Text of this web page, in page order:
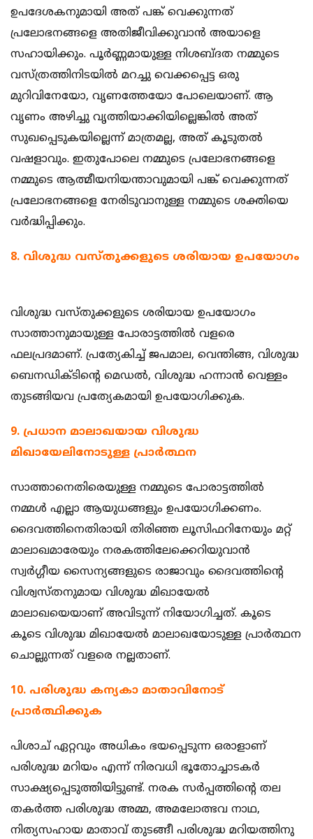
ഉപദേശകനുമായി അത് പങ്ക് വെക്കുന്നത്
പ്രലോഭനങ്ങളെ അതിജീവിക്കുവാന്‍ അയാളെ
സഹായിക്കും. പൂര്‍ണ്ണമായുള്ള നിശബ്ദത നമ്മുടെ
വസ്ത്രത്തിനിടയില്‍ മറച്ചു വെക്കപ്പെട്ട ഒരു
മുറിവിനേയോ, വൃണത്തേയോ പോലെയാണ്. ആ
വൃണം അഴിച്ചു വൃത്തിയാക്കിയില്ലെങ്കില്‍ അത്
സുഖപ്പെടുകയില്ലെന്ന് മാത്രമല്ല, അത് കൂടുതല്‍
വഷളാവും. ഇതുപോലെ നമ്മുടെ പ്രലോഭനങ്ങളെ
നമ്മുടെ ആത്മീയനിയന്താവുമായി പങ്ക് വെക്കുന്നത്
പ്രലോഭനങ്ങളെ നേരിടുവാനുള്ള നമ്മുടെ ശക്തിയെ
വര്‍ദ്ധിപ്പിക്കും.
8. വിശുദ്ധ വസ്തുക്കളുടെ ശരിയായ ഉപയോഗം
വിശുദ്ധ വസ്തുക്കളുടെ ശരിയായ ഉപയോഗം
സാത്താനുമായുള്ള പോരാട്ടത്തില്‍ വളരെ
ഫലപ്രദമാണ്. പ്രത്യേകിച്ച് ജപമാല, വെന്തിങ്ങ, വിശുദ്ധ
ബെനഡിക്ടിന്റെ മെഡല്‍, വിശുദ്ധ ഹന്നാന്‍ വെള്ളം
തുടങ്ങിയവ പ്രത്യേകമായി ഉപയോഗിക്കുക.
9. പ്രധാന മാലാഖയായ വിശുദ്ധ
മിഖായേലിനോടുള്ള പ്രാര്‍ത്ഥന
സാത്താനെതിരെയുള്ള നമ്മുടെ പോരാട്ടത്തില്‍
നമ്മള്‍ എല്ലാ ആയുധങ്ങളും ഉപയോഗിക്കണം.
ദൈവത്തിനെതിരായി തിരിഞ്ഞ ലൂസിഫറിനേയും മറ്റ്
മാലാഖമാരേയും നരകത്തിലേക്കെറിയുവാന്‍
സ്വര്‍ഗ്ഗീയ സൈന്യങ്ങളുടെ രാജാവും ദൈവത്തിന്റെ
വിശ്വസ്തനുമായ വിശുദ്ധ മിഖായേല്‍
മാലാഖയെയാണ് അവിടുന്ന് നിയോഗിച്ചത്. കൂടെ
കൂടെ വിശുദ്ധ മിഖായേല്‍ മാലാഖയോടുള്ള പ്രാര്‍ത്ഥന
ചൊല്ലുന്നത് വളരെ നല്ലതാണ്.
10. പരിശുദ്ധ കന്യകാ മാതാവിനോട്
പ്രാര്‍ത്ഥിക്കുക ‍
പിശാച് ഏറ്റവും അധികം ഭയപ്പെടുന്ന ഒരാളാണ്
പരിശുദ്ധ മറിയം എന്ന് നിരവധി ഭൂതോച്ചാടകര്‍
സാക്ഷ്യപ്പെടുത്തിയിട്ടുണ്ട്. നരക സര്‍പ്പത്തിന്റെ തല
തകര്‍ത്ത പരിശുദ്ധ അമ്മ, അമലോത്ഭവ നാഥ,
നിത്യസഹായ മാതാവ് തുടങ്ങീ പരിശുദ്ധ മറിയത്തിനു